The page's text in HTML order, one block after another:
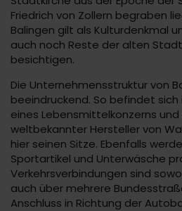
Friedrich von Zollern begraben
Balingen gilt als Kulturdenkmal
auch noch Reste der alten
besichtigen.
Die Unternehmensstruktur von
beeindruckend. So befindet
eines Lebensmittelkonzerns und
weltbekannter Hersteller von
hier seinen Sitze. Ebenfalls
Sportartikel und Unterwäsche
Verkehrsverbindungen sind
auch über mehrere
Anschluss in Richtung der